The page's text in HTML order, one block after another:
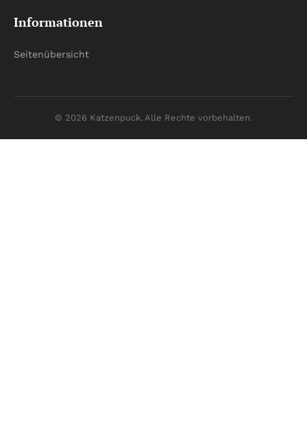
Informationen
Seitenübersicht
© 2026 Katzenpuck. Alle Rechte vorbehalten.